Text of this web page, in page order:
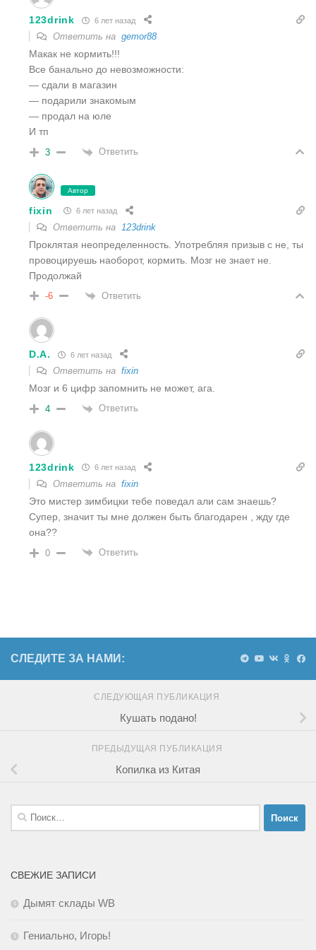
123drink 6 лет назад
Ответить на gemor88
Макак не кормить!!!
Все банально до невозможности:
— сдали в магазин
— подарили знакомым
— продал на юле
И тп
3 Ответить
Автор
fixin 6 лет назад
Ответить на 123drink
Проклятая неопределенность. Употребляя призыв с не, ты
провоцируешь наоборот, кормить. Мозг не знает не.
Продолжай
-6 Ответить
D.A. 6 лет назад
Ответить на fixin
Мозг и 6 цифр запомнить не может, ага.
4 Ответить
123drink 6 лет назад
Ответить на fixin
Это мистер зимбицки тебе поведал али сам знаешь?
Супер, значит ты мне должен быть благодарен , жду где
она??
0 Ответить
СЛЕДИТЕ ЗА НАМИ:
СЛЕДУЮЩАЯ ПУБЛИКАЦИЯ
Кушать подано!
ПРЕДЫДУЩАЯ ПУБЛИКАЦИЯ
Копилка из Китая
Найти:
СВЕЖИЕ ЗАПИСИ
Дымят склады WB
Гениально, Игорь!